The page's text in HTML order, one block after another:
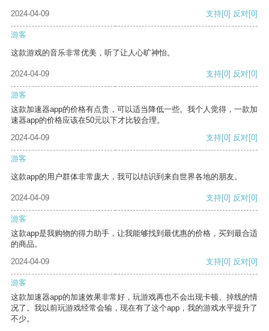
2024-04-09 支持[0] 反对[0]
游客
这款游戏的音乐非常优美，听了让人心旷神怡。
2024-04-09 支持[0] 反对[0]
游客
这款加速器app的价格有点贵，可以适当降低一些。我个人觉得，一款加
速器app的价格应该在50元以下才比较合理。
2024-04-09
支持[0] 反对[0]
游客
这款app的用户群体非常庞大，我可以结识到来自世界各地的朋友。
2024-04-09 支持[0] 反对[0]
游客
这款app是我购物的得力助手，让我能够找到最优惠的价格，买到最合适
的商品。
2024-04-09
支持[0] 反对[0]
游客
这款加速器app的加速效果非常好，玩游戏再也不会出现卡顿、掉线的情
况了。我以前玩游戏经常会输，现在有了这个app，我的游戏水平提升了
不少。